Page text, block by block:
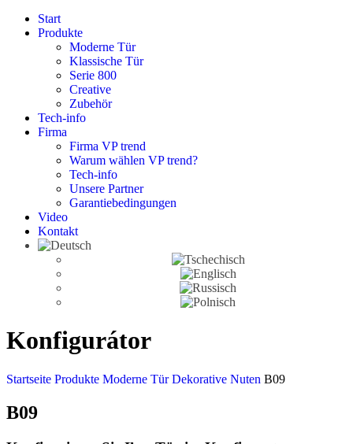
Start
Produkte
Moderne Tür
Klassische Tür
Serie 800
Creative
Zubehör
Tech-info
Firma
Firma VP trend
Warum wählen VP trend?
Tech-info
Unsere Partner
Garantiebedingungen
Video
Kontakt
Konfigurátor
Startseite Produkte Moderne TürDekorative Nuten B09
B09